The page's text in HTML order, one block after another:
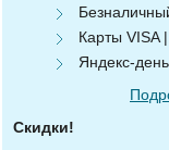
Карты VISA
Яндекс-
Скидки!